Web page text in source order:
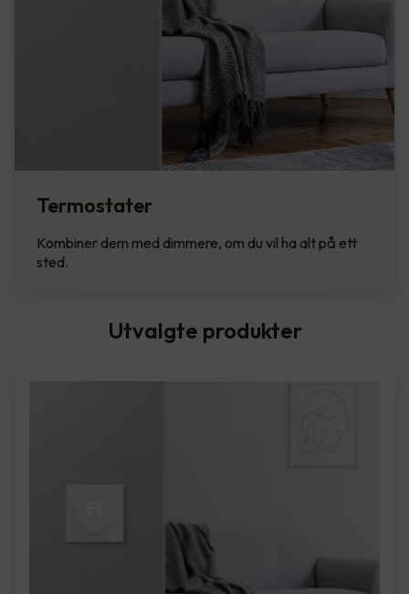
Termostater
Kombiner dem med dimmere, om du vil ha alt på ett
sted.
Utvalgte produkter